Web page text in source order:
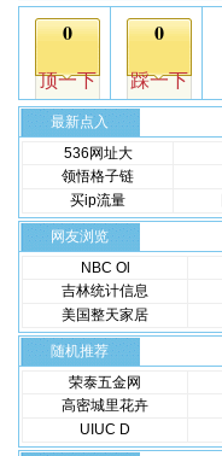
最新点入
536网址大
领悟格子链
买ip流量
网友浏览
NBC Ol
吉林统计信息
美国整天家居
随机推荐
荣泰五金网
高密城里花卉
UIUC D